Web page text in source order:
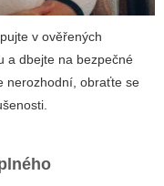
v ověřených
a dbejte na bezpečné
nerozhodní, obraťte se